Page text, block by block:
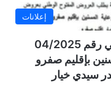
إعلانات
إعلان عن طلب عروض مفتوح وطني رقم 04/2025
بإقليم صفرو
سيدي خيار